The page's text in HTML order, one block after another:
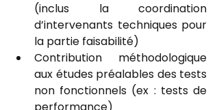
(inclus la coordination
d’intervenants techniques pour
la partie faisabilité)
Contribution méthodologique
aux études préalables des tests
non fonctionnels (ex : tests de